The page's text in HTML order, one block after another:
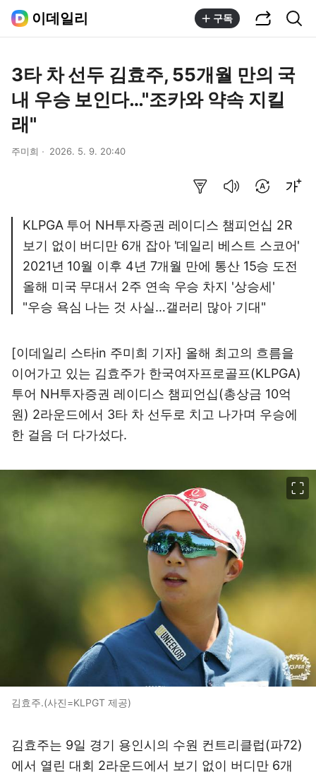
이데일리 구독
3타 차 선두 김효주, 55개월 만의 국
내 우승 보인다…"조카와 약속 지킬
래"
주미희 2026. 5. 9. 20:40
KLPGA 투어 NH투자증권 레이디스 챔피언십 2R
보기 없이 버디만 6개 잡아 '데일리 베스트 스코어'
2021년 10월 이후 4년 7개월 만에 통산 15승 도전
올해 미국 무대서 2주 연속 우승 차지 '상승세'
"우승 욕심 나는 것 사실…갤러리 많아 기대"
[이데일리 스타in 주미희 기자] 올해 최고의 흐름을
이어가고 있는 김효주가 한국여자프로골프(KLPGA)
투어 NH투자증권 레이디스 챔피언십(총상금 10억
원) 2라운드에서 3타 차 선두로 치고 나가며 우승에
한 걸음 더 다가섰다.
김효주.(사진=KLPGT 제공)
김효주는 9일 경기 용인시의 수원 컨트리클럽(파72)
에서 열린 대회 2라운드에서 보기 없이 버디만 6개